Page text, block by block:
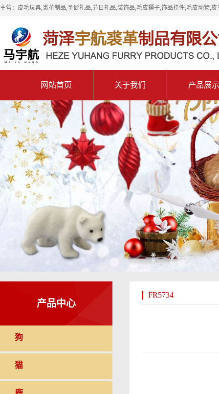
主营：皮毛玩具,裘革制品,圣诞礼品,节日礼品,装饰品,毛皮褥子,饰品挂件,毛皮动物,
网站首页 关于我们 产品展示
产品中心
狗
猫
FR5734